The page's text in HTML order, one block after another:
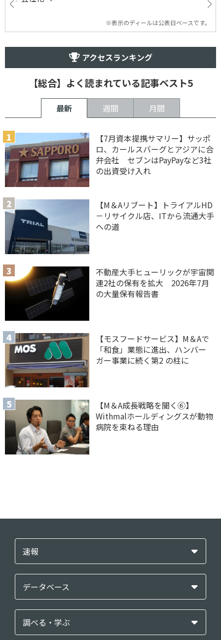
※表示のディールは公表日ベースです。
アクセスランキング
【総合】よく読まれている記事ベスト5
最新 週間 月間
【7月資本提携サマリー】サッポ
ロ、カールスバーグとアジアに合
弁会社 セブンはPayPayなど3社
の出資受け入れ
【M＆Aリブート】トライアルHD
－リサイクル店、ITから流通大手
への道
不動産大手ヒューリックが宇宙関
連2社の保有を拡大 2026年7月
の大量保有報告書
【モスフードサービス】M＆Aで
「和食」業態に進出、ハンバー
ガー事業に続く第2 の柱に
【M＆A 成長戦略を聞く⑥】
Withmalホールディングスが動物
病院を束ねる理由
速報
データベース
調べる・学ぶ